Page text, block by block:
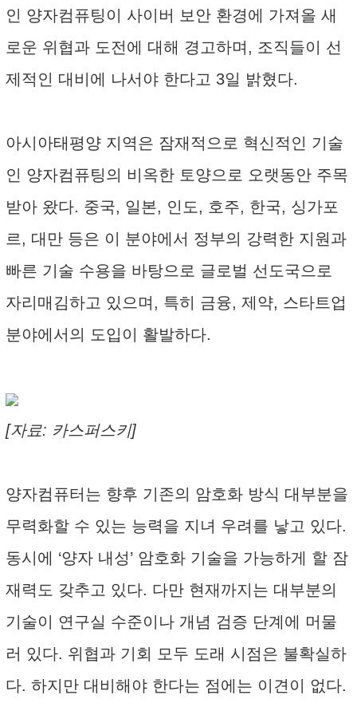
인 양자컴퓨팅이 사이버 보안 환경에 가져올 새
로운 위협과 도전에 대해 경고하며, 조직들이 선
제적인 대비에 나서야 한다고 3일 밝혔다.
아시아태평양 지역은 잠재적으로 혁신적인 기술
인 양자컴퓨팅의 비옥한 토양으로 오랫동안 주목
받아 왔다. 중국, 일본, 인도, 호주, 한국, 싱가포
르, 대만 등은 이 분야에서 정부의 강력한 지원과
빠른 기술 수용을 바탕으로 글로벌 선도국으로
자리매김하고 있으며, 특히 금융, 제약, 스타트업
분야에서의 도입이 활발하다.
[자료: 카스퍼스키]
양자컴퓨터는 향후 기존의 암호화 방식 대부분을
무력화할 수 있는 능력을 지녀 우려를 낳고 있다.
동시에 ‘양자 내성’ 암호화 기술을 가능하게 할 잠
재력도 갖추고 있다. 다만 현재까지는 대부분의
기술이 연구실 수준이나 개념 검증 단계에 머물
러 있다. 위협과 기회 모두 도래 시점은 불확실하
다. 하지만 대비해야 한다는 점에는 이견이 없다.